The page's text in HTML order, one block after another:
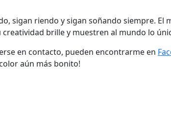
sigan riendo y sigan soñando siempre. El
brille y muestren al mundo lo
en contacto, pueden encontrarme en
aún más bonito!